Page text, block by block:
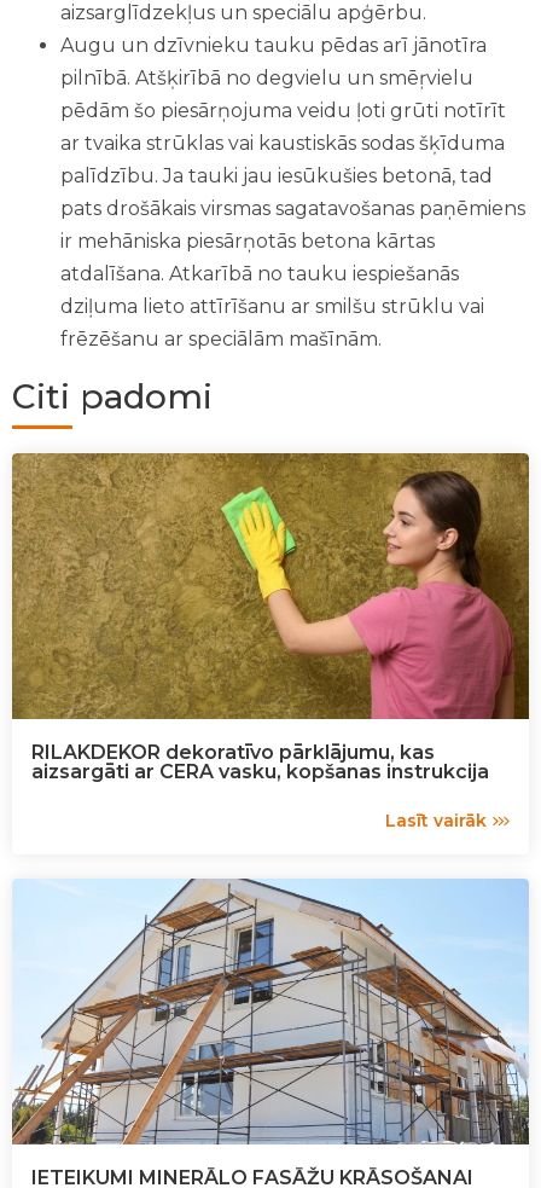
aizsarglīdzekļus un speciālu apģērbu.
Augu un dzīvnieku tauku pēdas arī jānotīra
pilnībā. Atšķirībā no degvielu un smēŗvielu
pēdām šo piesārņojuma veidu ļoti grūti notīrīt
ar tvaika strūklas vai kaustiskās sodas šķīduma
palīdzību. Ja tauki jau iesūkušies betonā, tad
pats drošākais virsmas sagatavošanas paņēmiens
ir mehāniska piesārņotās betona kārtas
atdalīšana. Atkarībā no tauku iespiešanās
dziļuma lieto attīrīšanu ar smilšu strūklu vai
frēzēšanu ar speciālām mašīnām.
Citi padomi
RILAKDEKOR dekoratīvo pārklājumu, kas
aizsargāti ar CERA vasku, kopšanas instrukcija
Lasīt vairāk
IETEIKUMI MINERĀLO FASĀŽU KRĀSOŠANAI